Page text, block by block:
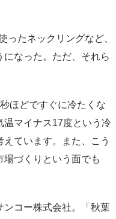
たネックリングなど、
なった。ただ、それら
ほどですぐに冷たくな
温マイナス17度という冷
ています。また、こう
づくりという面でも
コー株式会社。「秋葉